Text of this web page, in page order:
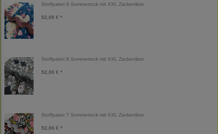
Stoffpaket 9 Sommerrock mit XXL Zackenlitze
52,00 € *
Stoffpaket 8 Sommerrock mit XXL Zackenlitze
52,00 € *
Stoffpaket 7 Sommerrock mit XXL Zackenlitze
52,00 € *